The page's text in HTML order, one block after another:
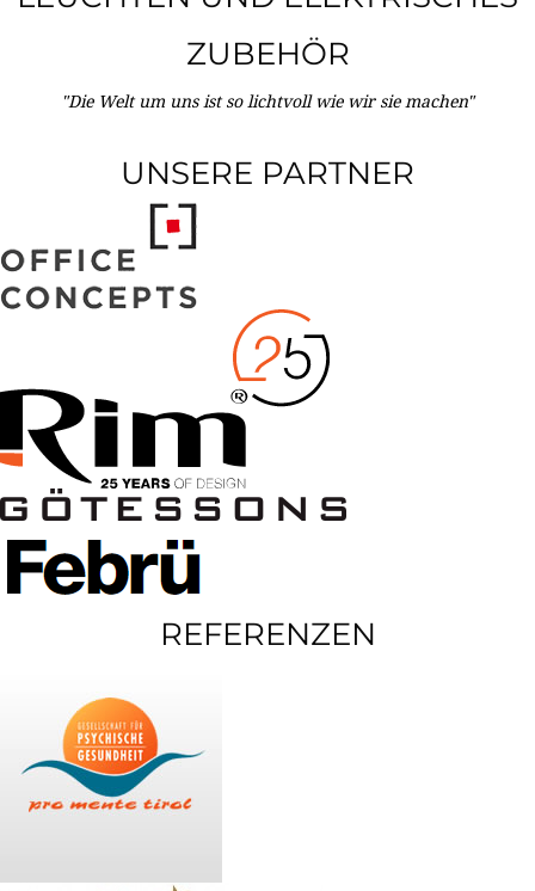
ZUBEHÖR
"Die Welt um uns ist so lichtvoll wie wir sie machen"
UNSERE PARTNER
REFERENZEN